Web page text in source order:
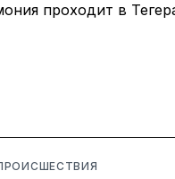
проходит в